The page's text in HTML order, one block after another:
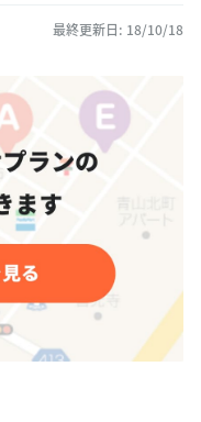
最終更新日: 18/10/18